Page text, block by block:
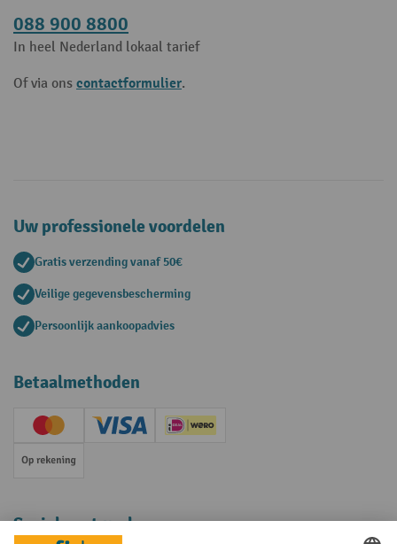
088 900 8800
In heel Nederland lokaal tarief
Of via ons contactformulier.
Uw professionele voordelen
Gratis verzending vanaf 50€
Veilige gegevensbescherming
Persoonlijk aankoopadvies
Betaalmethoden
Creditcard (Master)Creditcard (Visa)iDEAL | Wero
Op rekening
Sociale netwerken